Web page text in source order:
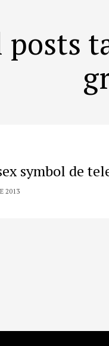
symbol de
2013